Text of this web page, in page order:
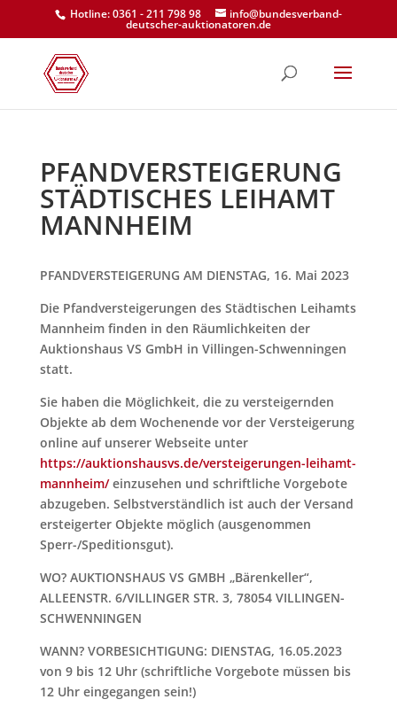
Hotline: 0361 - 211 798 98 info@bundesverband-
deutscher-auktionatoren.de
PFANDVERSTEIGERUNG
STÄDTISCHES LEIHAMT
MANNHEIM
PFANDVERSTEIGERUNG AM DIENSTAG, 16. Mai 2023
Die Pfandversteigerungen des Städtischen Leihamts
Mannheim finden in den Räumlichkeiten der
Auktionshaus VS GmbH in Villingen-Schwenningen
statt.
Sie haben die Möglichkeit, die zu versteigernden
Objekte ab dem Wochenende vor der Versteigerung
online auf unserer Webseite unter
https://auktionshausvs.de/versteigerungen-leihamt-
mannheim/einzusehen und schriftliche Vorgebote
abzugeben. Selbstverständlich ist auch der Versand
ersteigerter Objekte möglich (ausgenommen
Sperr-/Speditionsgut).
WO? AUKTIONSHAUS VS GMBH „Bärenkeller“,
ALLEENSTR. 6/VILLINGER STR. 3, 78054 VILLINGEN-
SCHWENNINGEN
WANN? VORBESICHTIGUNG: DIENSTAG, 16.05.2023
von 9 bis 12 Uhr (schriftliche Vorgebote müssen bis
12 Uhr eingegangen sein!)